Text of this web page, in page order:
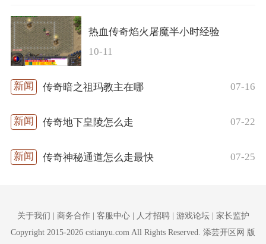
热血传奇焰火屠魔半小时经验
10-11
传奇暗之祖玛教主在哪 07-16
传奇地下皇陵怎么走 07-22
传奇神秘通道怎么走最快 07-25
关于我们 | 商务合作 | 客服中心 | 人才招聘 | 游戏论坛 | 家长监护
Copyright 2015-2026 cstianyu.com All Rights Reserved. 添芸开区网 版